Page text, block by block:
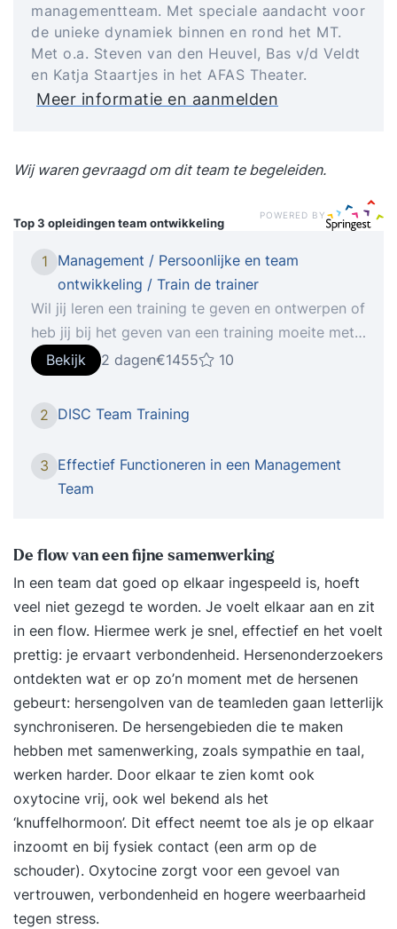
managementteam. Met speciale aandacht voor
de unieke dynamiek binnen en rond het MT.
Met o.a. Steven van den Heuvel, Bas v/d Veldt
en Katja Staartjes in het AFAS Theater.
Meer informatie en aanmelden
Wij waren gevraagd om dit team te begeleiden.
Top 3 opleidingenteam ontwikkeling
POWERED BY
1
Management / Persoonlijke en team
ontwikkeling / Train de trainer
Wil jij leren een training te geven en ontwerpen of
heb jij bij het geven van een training moeite met
het overbrengen van de theorie en het
vasthouden van de aandacht van cursisten? Dan
deze training leer je jouw didactische
leert situaties binnen het (groeps-)proces te
herkennen en dit optimaal te begeleiden. Je
van effectieve leermethoden en strategieën en
retentie van de cursisten te bevorderen. Naast
het begeleiden van een training, kun je deze ook
zelf opbouwen en ontwerpen. Wat ga je leren:
Fasen en sturing van het groepsproces
Didactische werkvormen Hoe leren cursisten het
beste Vertaling van de theorie naar training
Gedragsmodellering Vaardigheden leren in 4
fasen Mentale voorstelling bij leren en
trainingsmodule Het belang van een goede start
Demonstraties (rollenspellen) begeleiden Omgaan
met weerstand Feedback geven aan cursisten De
rol van de trainer in rollenspellen Omgaan met
storend gedrag
Bekijk 2 dagen€1455 10
2 DISC Team Training
3 Effectief Functioneren in een Management
Team
De flow van een fijne samenwerking
In een team dat goed op elkaar ingespeeld is, hoeft
veel niet gezegd te worden. Je voelt elkaar aan en zit
in een flow. Hiermee werk je snel, effectief en het voelt
prettig: je ervaart verbondenheid. Hersenonderzoekers
ontdekten wat er op zo’n moment met de hersenen
gebeurt: hersengolven van de teamleden gaan letterlijk
synchroniseren. De hersengebieden die te maken
hebben met samenwerking, zoals sympathie en taal,
werken harder. Door elkaar te zien komt ook
oxytocine vrij, ook wel bekend als het
‘knuffelhormoon’. Dit effect neemt toe als je op elkaar
inzoomt en bij fysiek contact (een arm op de
schouder). Oxytocine zorgt voor een gevoel van
vertrouwen, verbondenheid en hogere weerbaarheid
tegen stress.